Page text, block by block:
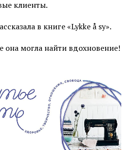
клиенты.
в книге «Lykke å sy».
она могла найти вдохновение!